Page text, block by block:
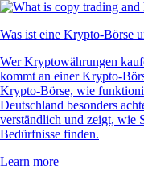
Was ist eine Krypto-Börse
Wer Kryptowährungen
kommt an einer Krypto-
Krypto-Börse, wie
Deutschland besonders
verständlich und zeigt, wie
Bedürfnisse finden.
Learn more